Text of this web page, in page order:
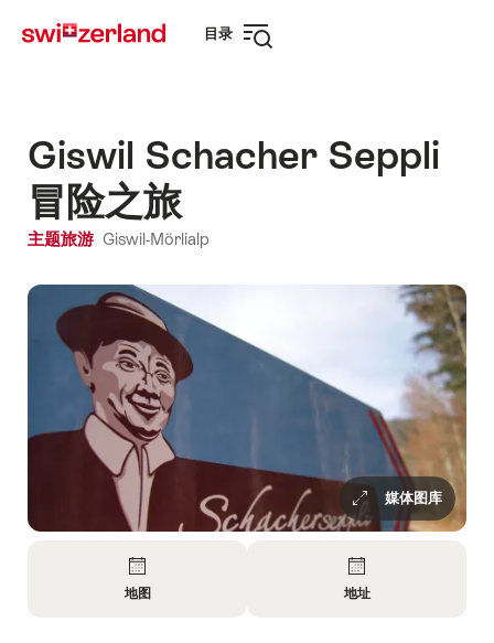
目录
Giswil Schacher Seppli
冒险之旅
主题旅游 Giswil-Mörlialp
媒体图库
地图 地址